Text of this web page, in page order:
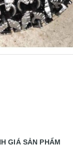
GIÁ SẢN PHẨM